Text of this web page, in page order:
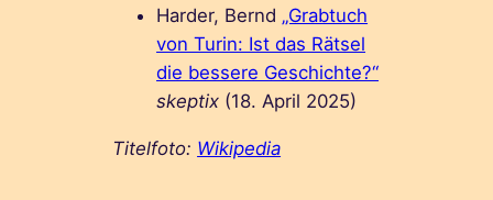
Harder, Bernd „Grabtuch
von Turin: Ist das Rätsel
die bessere Geschichte?“
skeptix (18. April 2025)
Titelfoto: Wikipedia